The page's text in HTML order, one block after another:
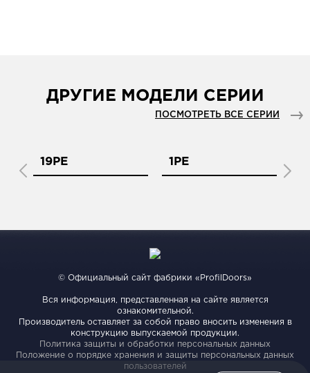
ДРУГИЕ МОДЕЛИ СЕРИИ
ПОСМОТРЕТЬ ВСЕ СЕРИИ
19PE 1PE
© Официальный сайт фабрики «ProfilDoors»
Вся информация, представленная на сайте является
ознакомительной.
Производитель оставляет за собой право вносить изменения в
конструкцию выпускаемой продукции.
Политика защиты и обработки персональных данных
Положение о порядке хранения и защиты персональных данных
пользователей